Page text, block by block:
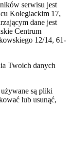
serwisu jest
Kolegiackim 17,
dane jest
Centrum
12/14, 61-
Twoich danych
są pliki
lub usunąć,